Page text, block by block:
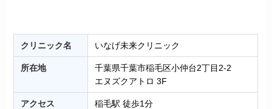
クリニック名 いなげ未来クリニック
所在地
千葉県千葉市稲毛区小仲台2丁目2-2
エヌズクアトロ 3F
アクセス 稲毛駅 徒歩1分